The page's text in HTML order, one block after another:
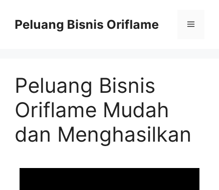
Peluang Bisnis Oriflame
Peluang Bisnis
Oriflame Mudah
dan Menghasilkan